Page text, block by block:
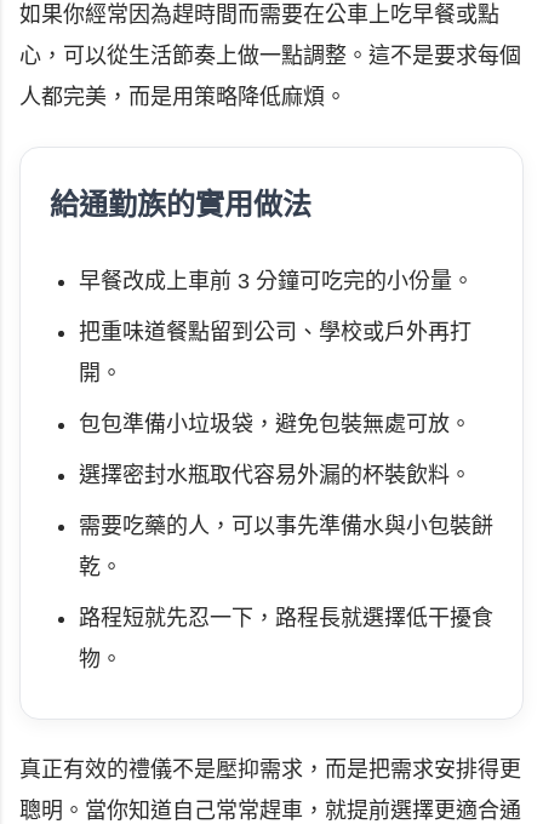
如果你經常因為趕時間而需要在公車上吃早餐或點
心，可以從生活節奏上做一點調整。這不是要求每個
人都完美，而是用策略降低麻煩。
給通勤族的實用做法
早餐改成上車前 3 分鐘可吃完的小份量。
把重味道餐點留到公司、學校或戶外再打
開。
包包準備小垃圾袋，避免包裝無處可放。
選擇密封水瓶取代容易外漏的杯裝飲料。
需要吃藥的人，可以事先準備水與小包裝餅
乾。
路程短就先忍一下，路程長就選擇低干擾食
物。
真正有效的禮儀不是壓抑需求，而是把需求安排得更
聰明。當你知道自己常常趕車，就提前選擇更適合通